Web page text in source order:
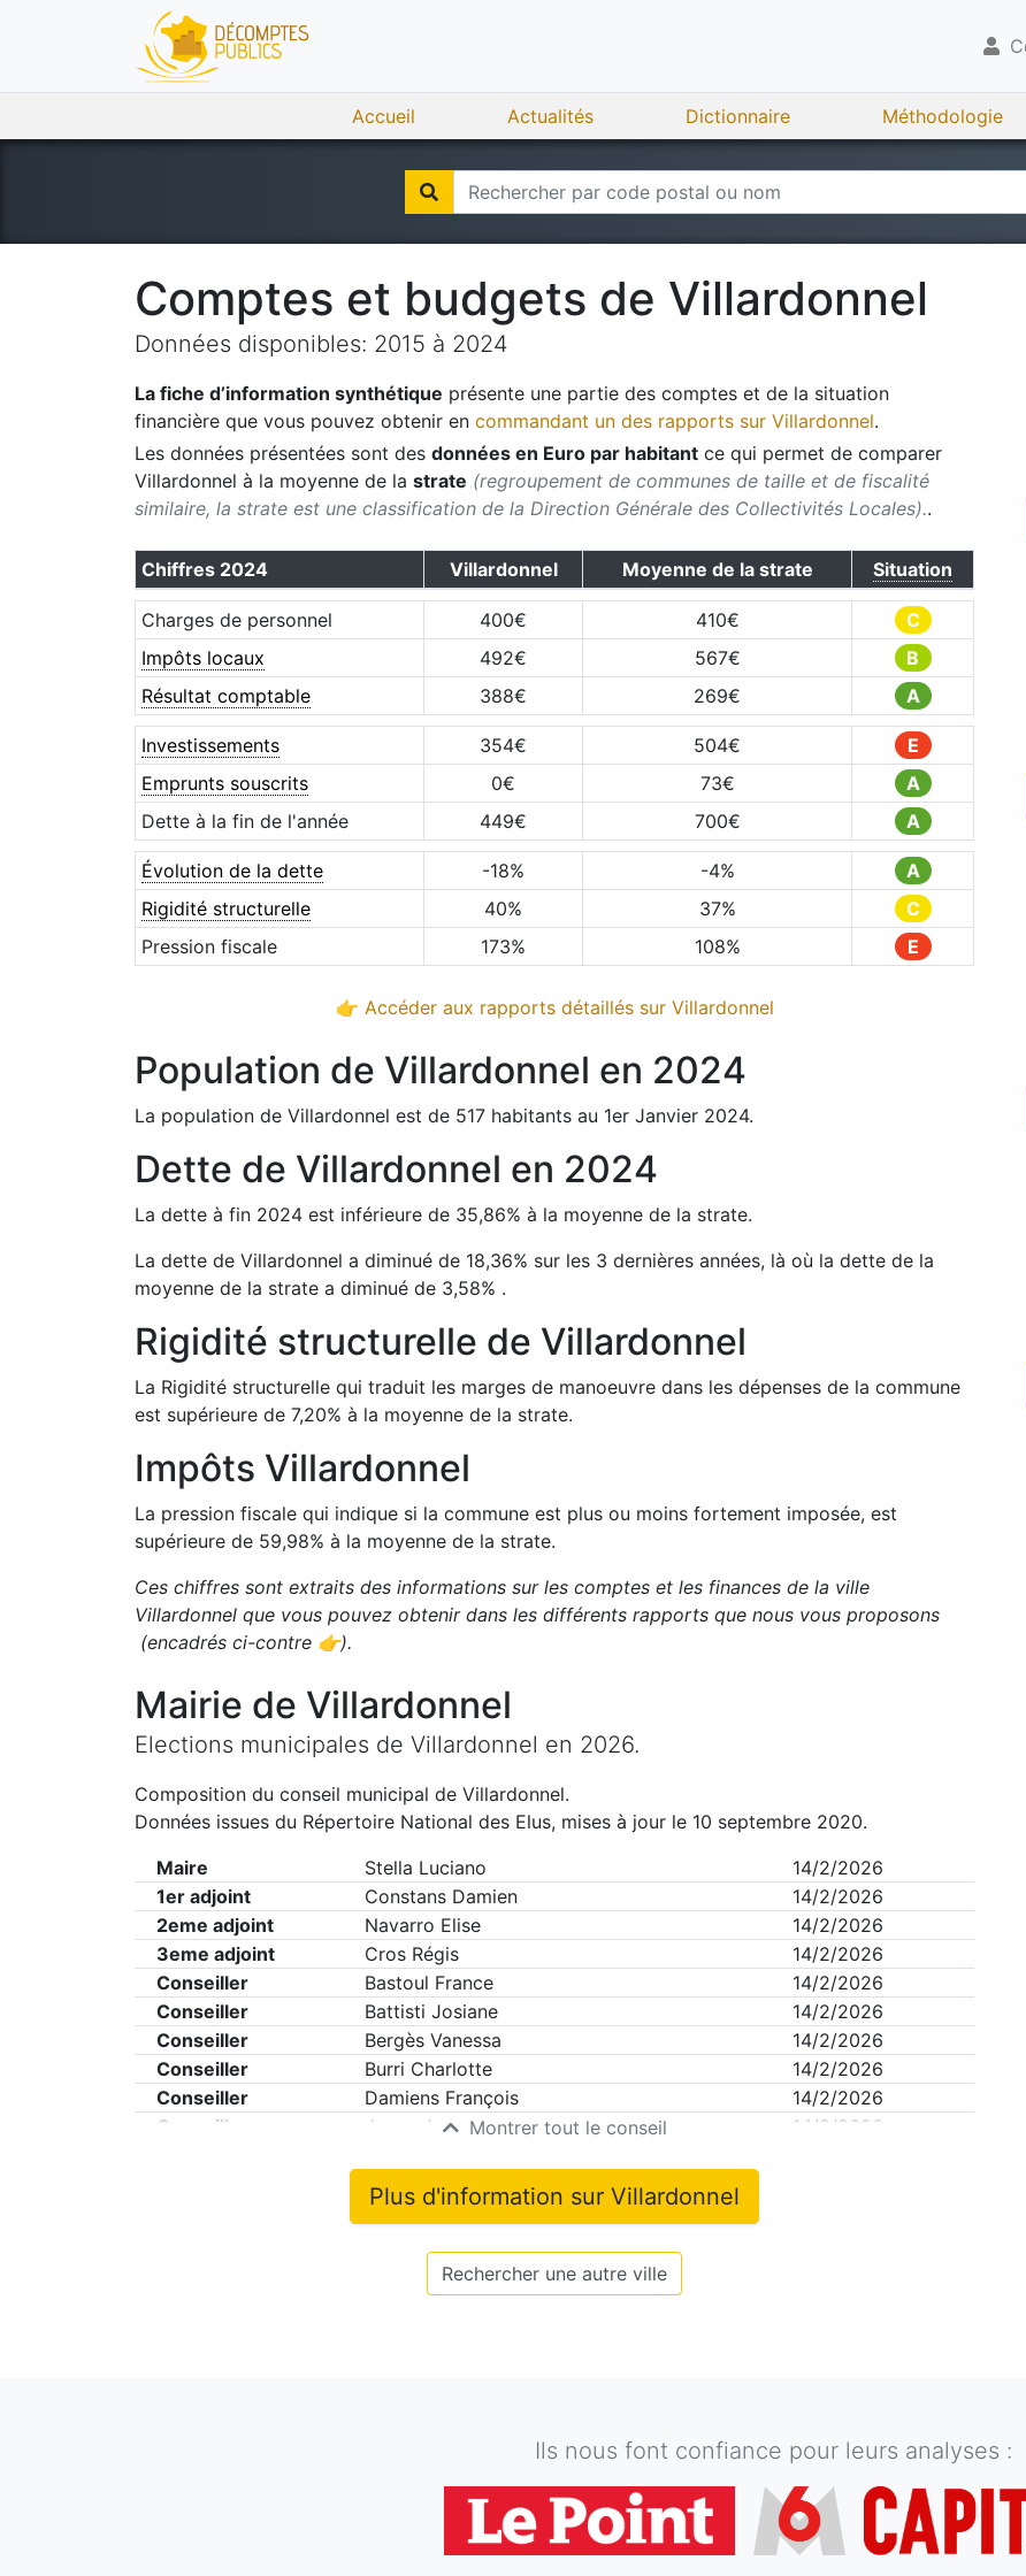
Accueil Actualités Dictionnaire Méthodologie
Comptes et budgets de Villardonnel
Données disponibles: 2015 à 2024
La fiche d’information synthétique présente une partie des comptes et de la situation
financière que vous pouvez obtenir en commandant un des rapports sur Villardonnel.
Les données présentées sont des données en Euro par habitant ce qui permet de comparer
Villardonnel à la moyenne de la strate (regroupement de communes de taille et de fiscalité
similaire, la strate est une classification de la Direction Générale des Collectivités Locales)..
Chiffres 2024 Villardonnel Moyenne de la strate Situation
Charges de personnel 400€ 410€
C
Impôts locaux
492€ 567€
B
Résultat comptable
388€ 269€ A
Investissements 354€ 504€
E
Emprunts souscrits
0€ 73€
A
Dette à la fin de l'année
449€ 700€ A
Évolution de la dette -18% -4%
A
Rigidité structurelle
40% 37%
C
Pression fiscale
173% 108% E
👉 Accéder aux rapports détaillés sur Villardonnel
Population de Villardonnel en 2024
La population de Villardonnel est de 517 habitants au 1er Janvier 2024.
Dette de Villardonnel en 2024
La dette à fin 2024 est inférieure de 35,86% à la moyenne de la strate.
La dette de Villardonnel a diminué de 18,36% sur les 3 dernières années, là où la dette de la
moyenne de la strate a diminué de 3,58% .
Rigidité structurelle de Villardonnel
La Rigidité structurelle qui traduit les marges de manoeuvre dans les dépenses de la commune
est supérieure de 7,20% à la moyenne de la strate.
Impôts Villardonnel
La pression fiscale qui indique si la commune est plus ou moins fortement imposée, est
supérieure de 59,98% à la moyenne de la strate.
Ces chiffres sont extraits des informations sur les comptes et les finances de la ville
Villardonnel que vous pouvez obtenir dans les différents rapports que nous vous proposons
(encadrés ci-contre 👉).
Mairie de Villardonnel
Elections municipales de Villardonnel en 2026.
Composition du conseil municipal de Villardonnel.
Données issues du Répertoire National des Elus, mises à jour le 10 septembre 2020.
Maire
Stella Luciano
14/2/2026
1er adjoint
Constans Damien
14/2/2026
2eme adjoint
Navarro Elise
14/2/2026
3eme adjoint
Cros Régis
14/2/2026
Conseiller
Bastoul France
14/2/2026
Conseiller
Battisti Josiane
14/2/2026
Conseiller
Bergès Vanessa
14/2/2026
Conseiller
Burri Charlotte
14/2/2026
Conseiller
Damiens François
14/2/2026
Conseiller
Jaune Jerome 14/2/2026
Montrer tout le conseil
Plus d'information sur Villardonnel
Rechercher une autre ville
Ils nous font confiance pour leurs analyses :